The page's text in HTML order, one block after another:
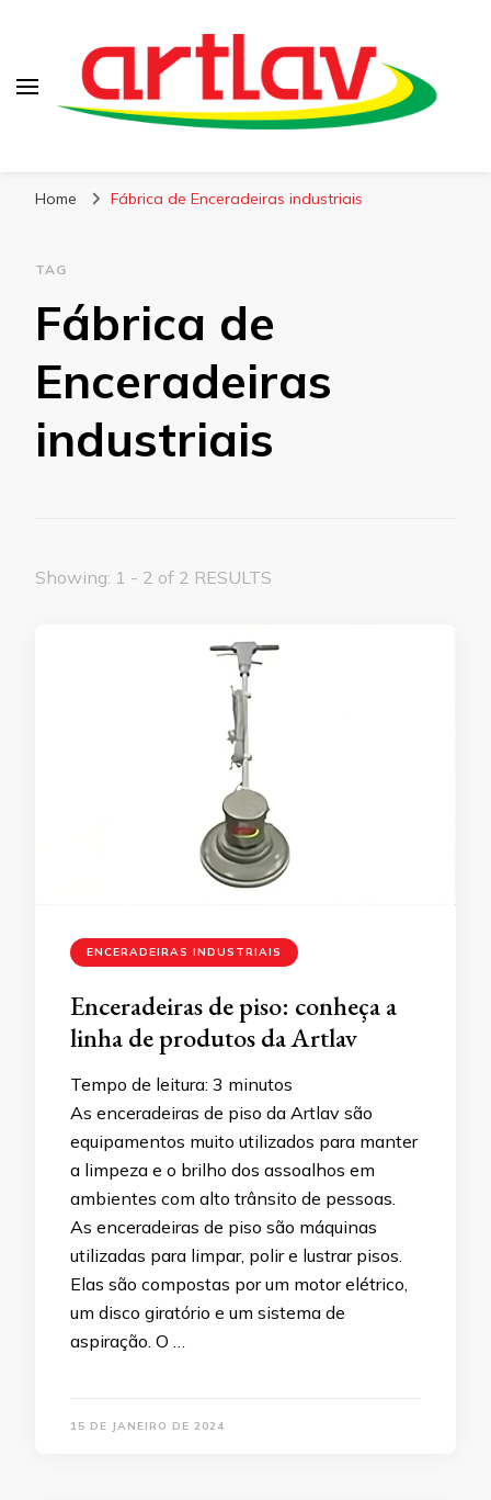
Home Fábrica de Enceradeiras industriais
TAG
Fábrica de
Enceradeiras
industriais
Showing: 1 - 2 of 2 RESULTS
ENCERADEIRAS INDUSTRIAIS
Enceradeiras de piso: conheça a
linha de produtos da Artlav
Tempo de leitura: 3 minutos
As enceradeiras de piso da Artlav são
equipamentos muito utilizados para manter
a limpeza e o brilho dos assoalhos em
ambientes com alto trânsito de pessoas.
As enceradeiras de piso são máquinas
utilizadas para limpar, polir e lustrar pisos.
Elas são compostas por um motor elétrico,
um disco giratório e um sistema de
aspiração. O …
15 DE JANEIRO DE 2024